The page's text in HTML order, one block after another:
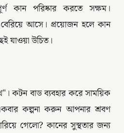
কান পরিষ্কার করতে সক্ষম।
বেরিয়ে আসে। প্রয়োজন হলে কান
যাওয়া উচিত।
কটন বাড ব্যবহার করে সাময়িক
কল্পনা করুন আপনার শ্রবণ
গেলো? কানের সুস্থতার জন্য